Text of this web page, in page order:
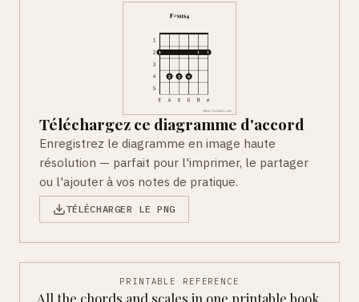
Téléchargez ce diagramme d'accord
Enregistrez le diagramme en image haute
résolution — parfait pour l'imprimer, le partager
ou l'ajouter à vos notes de pratique.
TÉLÉCHARGER LE PNG
PRINTABLE REFERENCE
All the chords and scales in one printable book.